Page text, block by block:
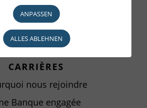
wichtig ist, ist uns wichtig
Geschäftsstellen
CARRIÈRES
nous rejoindre
Banque engagée
ANPASSEN
ALLES ABLEHNEN